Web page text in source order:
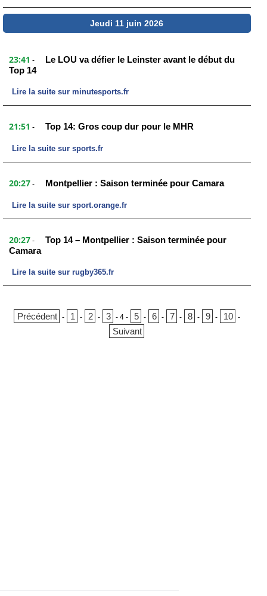
Jeudi 11 juin 2026
23:41 -
Le LOU va défier le Leinster avant le début du
Top 14
Lire la suite sur minutesports.fr
21:51 - Top 14: Gros coup dur pour le MHR
Lire la suite sur sports.fr
20:27 - Montpellier : Saison terminée pour Camara
Lire la suite sur sport.orange.fr
20:27 -
Top 14 – Montpellier : Saison terminée pour
Camara
Lire la suite sur rugby365.fr
Précédent - 1 - 2 - 3 -4 - 5 - 6 - 7 - 8 - 9 - 10 -
Suivant